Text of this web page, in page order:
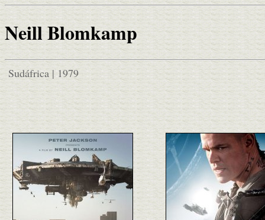
Neill Blomkamp
Sudáfrica | 1979